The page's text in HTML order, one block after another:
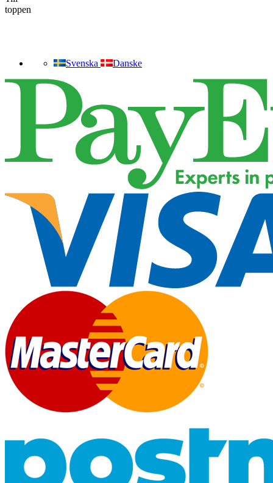
toppen
Svenska Danske